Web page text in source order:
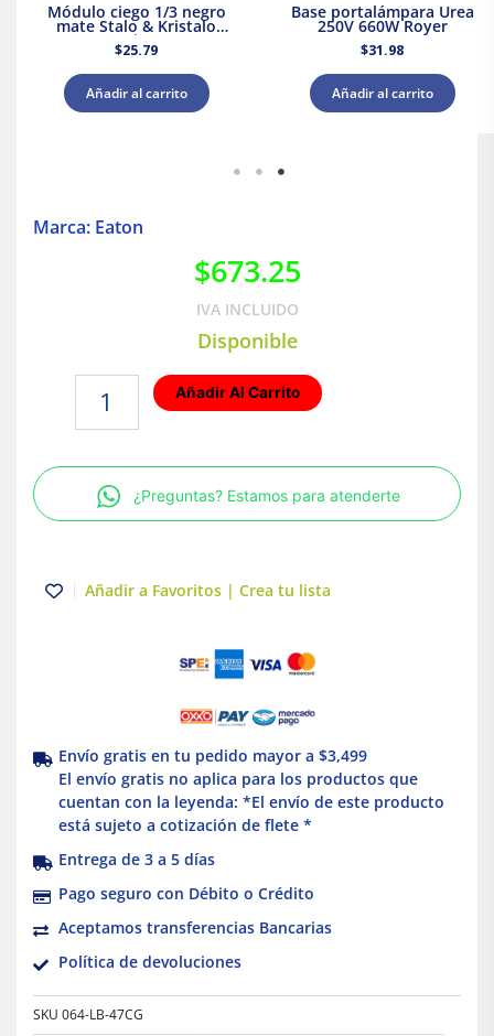
Módulo ciego 1/3 negro
mate Stalo & Kristalo
Leviton
$25.79
Añadir al carrito
Base portalámpara Urea
250V 660W Royer
$31.98
Añadir al carrito
Marca: Eaton
$673.25
IVA INCLUIDO
Disponible
con
tapa
1/4"
Añadir Al Carrito
¿Preguntas? Estamos para atenderte
Añadir a Favoritos | Crea tu lista
Envío gratis en tu pedido mayor a $3,499
El envío gratis no aplica para los productos que
cuentan con la leyenda: *El envío de este producto
está sujeto a cotización de flete *
Entrega de 3 a 5 días
Pago seguro con Débito o Crédito
Aceptamos transferencias Bancarias
Política de devoluciones
SKU 064-LB-47CG